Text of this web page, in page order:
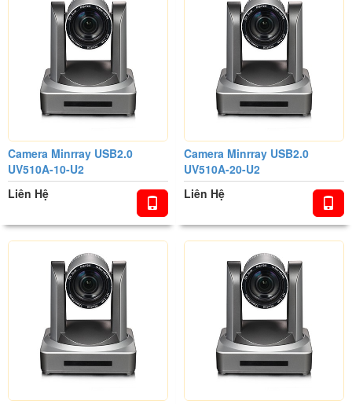
Camera Minrray USB2.0
UV510A-10-U2
Liên Hệ
Camera Minrray USB2.0
UV510A-20-U2
Liên Hệ